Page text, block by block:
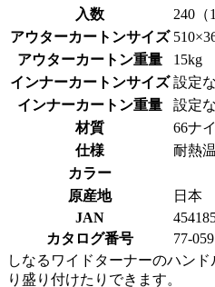
入数
240（
アウターカートンサイズ
アウターカートン重量
15kg
インナーカートンサイズ 設定
インナーカートン重量
設定
材質
66ナ
仕様
耐熱
カラー
原産地
日本
JAN
カタログ番号
77-
しなるワイドターナーのハン
り盛り付けたりできます。